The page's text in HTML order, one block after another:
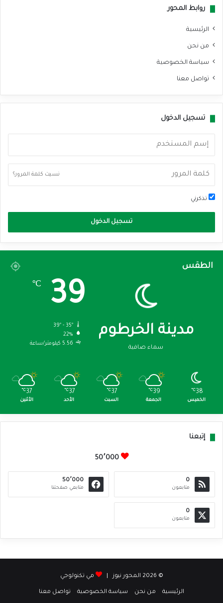
روابط المحور
الرئيسية
من نحن
سياسة الخصوصية
تواصل معنا
تسجيل الدخول
نسيت كلمة المرور؟
تذكرني
تسجيل الدخول
الطقس
مدينة الخرطوم
سماء صافية
39
℃
39º - 35º
22%
5.56 كيلومتر/ساعة
38
℃
الخميس
39
℃
الجمعة
37
℃
السبت
37
℃
الأحد
37
℃
الأثنين
إتبعنا
50٬000
0
متابعون
50٬000
متابعي صفحتنا
0
متابعون
© 2026 المحور نيوز | مي تكنولوجي
الرئيسية من نحن سياسة الخصوصية تواصل معنا